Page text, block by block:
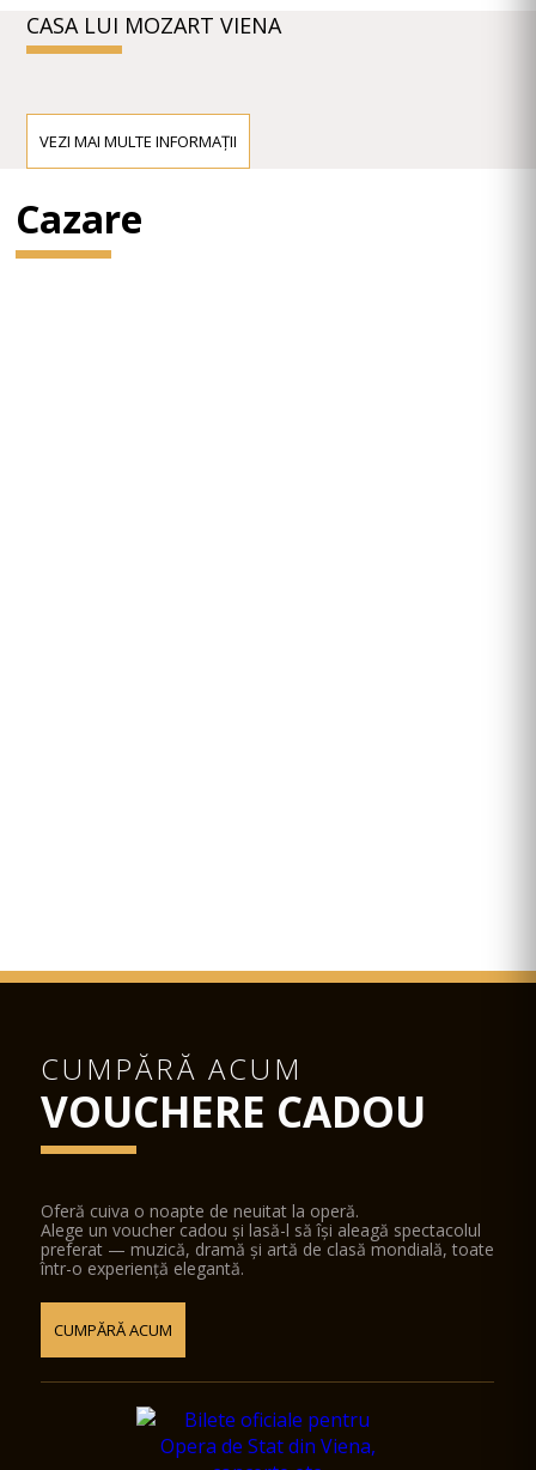
CASA LUI MOZART VIENA
VEZI MAI MULTE INFORMAȚII
Cazare
CUMPĂRĂ ACUM
VOUCHERE CADOU
Oferă cuiva o noapte de neuitat la operă.
Alege un voucher cadou și lasă-l să își aleagă spectacolul
preferat — muzică, dramă și artă de clasă mondială, toate
într-o experiență elegantă.
CUMPĂRĂ ACUM